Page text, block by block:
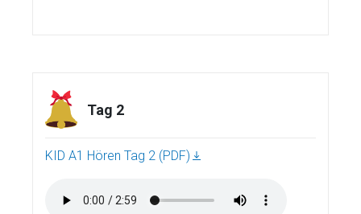
Tag 2
KID A1 Hören Tag 2 (PDF)